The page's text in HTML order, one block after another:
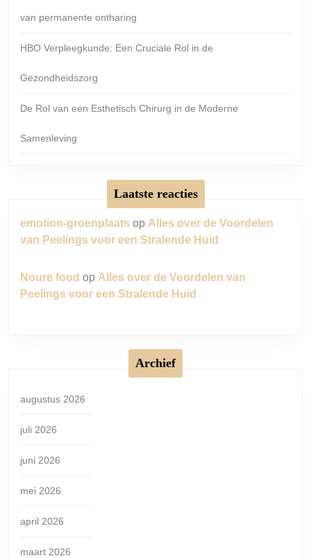
van permanente ontharing
HBO Verpleegkunde: Een Cruciale Rol in de
Gezondheidszorg
De Rol van een Esthetisch Chirurg in de Moderne
Samenleving
Laatste reacties
emotion-groenplaats op Alles over de Voordelen
van Peelings voor een Stralende Huid
Noure food op Alles over de Voordelen van
Peelings voor een Stralende Huid
Archief
augustus 2026
juli 2026
juni 2026
mei 2026
april 2026
maart 2026